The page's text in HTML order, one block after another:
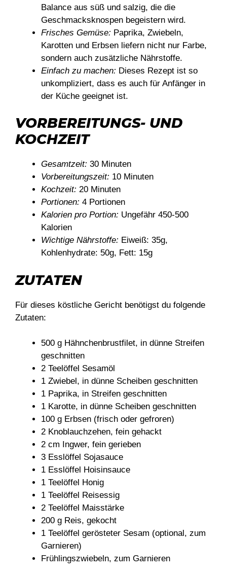
Balance aus süß und salzig, die die
Geschmacksknospen begeistern wird.
Frisches Gemüse: Paprika, Zwiebeln,
Karotten und Erbsen liefern nicht nur Farbe,
sondern auch zusätzliche Nährstoffe.
Einfach zu machen: Dieses Rezept ist so
unkompliziert, dass es auch für Anfänger in
der Küche geeignet ist.
VORBEREITUNGS- UND
KOCHZEIT
Gesamtzeit: 30 Minuten
Vorbereitungszeit: 10 Minuten
Kochzeit: 20 Minuten
Portionen: 4 Portionen
Kalorien pro Portion: Ungefähr 450-500
Kalorien
Wichtige Nährstoffe: Eiweiß: 35g,
Kohlenhydrate: 50g, Fett: 15g
ZUTATEN
Für dieses köstliche Gericht benötigst du folgende
Zutaten:
500 g Hähnchenbrustfilet, in dünne Streifen
geschnitten
2 Teelöffel Sesamöl
1 Zwiebel, in dünne Scheiben geschnitten
1 Paprika, in Streifen geschnitten
1 Karotte, in dünne Scheiben geschnitten
100 g Erbsen (frisch oder gefroren)
2 Knoblauchzehen, fein gehackt
2 cm Ingwer, fein gerieben
3 Esslöffel Sojasauce
1 Esslöffel Hoisinsauce
1 Teelöffel Honig
1 Teelöffel Reisessig
2 Teelöffel Maisstärke
200 g Reis, gekocht
1 Teelöffel gerösteter Sesam (optional, zum
Garnieren)
Frühlingszwiebeln, zum Garnieren